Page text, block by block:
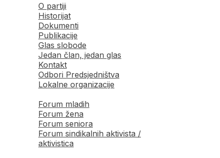
O partiji
Historijat
Dokumenti
Publikacije
Glas slobode
Jedan član, jedan glas
Kontakt
Odbori Predsjedništva
Lokalne organizacije
Forum mladih
Forum žena
Forum seniora
Forum sindikalnih aktivista /
aktivistica